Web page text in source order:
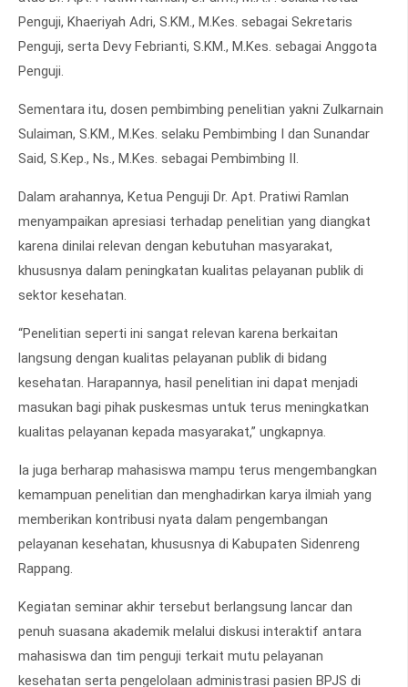
Penguji, Khaeriyah Adri, S.KM., M.Kes. sebagai Sekretaris
Penguji, serta Devy Febrianti, S.KM., M.Kes. sebagai Anggota
Penguji.
Sementara itu, dosen pembimbing penelitian yakni Zulkarnain
Sulaiman, S.KM., M.Kes. selaku Pembimbing I dan Sunandar
Said, S.Kep., Ns., M.Kes. sebagai Pembimbing II.
Dalam arahannya, Ketua Penguji Dr. Apt. Pratiwi Ramlan
menyampaikan apresiasi terhadap penelitian yang diangkat
karena dinilai relevan dengan kebutuhan masyarakat,
khususnya dalam peningkatan kualitas pelayanan publik di
sektor kesehatan.
“Penelitian seperti ini sangat relevan karena berkaitan
langsung dengan kualitas pelayanan publik di bidang
kesehatan. Harapannya, hasil penelitian ini dapat menjadi
masukan bagi pihak puskesmas untuk terus meningkatkan
kualitas pelayanan kepada masyarakat,” ungkapnya.
Ia juga berharap mahasiswa mampu terus mengembangkan
kemampuan penelitian dan menghadirkan karya ilmiah yang
memberikan kontribusi nyata dalam pengembangan
pelayanan kesehatan, khususnya di Kabupaten Sidenreng
Rappang.
Kegiatan seminar akhir tersebut berlangsung lancar dan
penuh suasana akademik melalui diskusi interaktif antara
mahasiswa dan tim penguji terkait mutu pelayanan
kesehatan serta pengelolaan administrasi pasien BPJS di